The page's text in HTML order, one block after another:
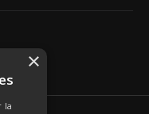
×
la